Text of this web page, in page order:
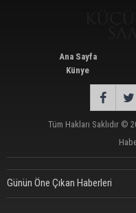
Ana Sayfa
Künye
Tüm Hakları Saklıdır ©
Günün Öne Çıkan Haberleri